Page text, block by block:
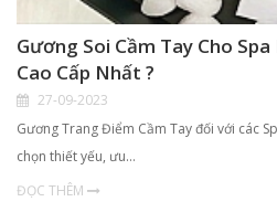
Gương Soi Cầm Tay Cho
Cao Cấp Nhất ?
27-09-2023
Gương Trang Điểm Cầm Tay đối với các
chọn thiết yếu, ưu…
ĐỌC THÊM